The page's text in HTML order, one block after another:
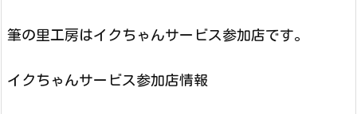
筆の里工房はイクちゃんサービス参加店です。
イクちゃんサービス参加店情報